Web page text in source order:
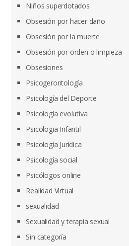
Niños superdotados
Obsesión por hacer daño
Obsesión por la muerte
Obsesión por orden o limpieza
Obsesiones
Psicogerontología
Psicología del Deporte
Psicología evolutiva
Psicologia Infantil
Psicología Jurídica
Psicología social
Psicólogos online
Realidad Virtual
sexualidad
Sexualidad y terapia sexual
Sin categoría